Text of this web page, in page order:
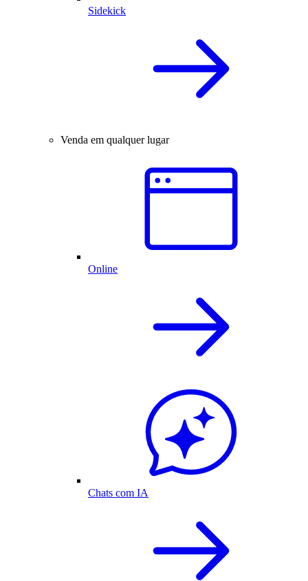
Sidekick
Venda em qualquer lugar
Online
Chats com IA